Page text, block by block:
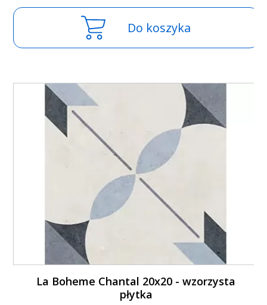
Do koszyka
La Boheme Chantal 20x20 - wzorzysta
płytka